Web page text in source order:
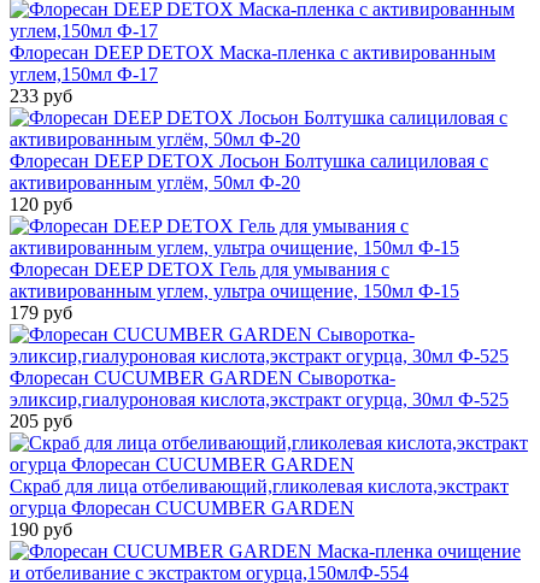
Флоресан DEEP DETOX Маска-пленка с активированным
углем,150мл Ф-17
233 руб
Флоресан DEEP DETOX Лосьон Болтушка салициловая с
активированным углём, 50мл Ф-20
120 руб
Флоресан DEEP DETOX Гель для умывания с
активированным углем, ультра очищение, 150мл Ф-15
179 руб
Флоресан CUCUMBER GARDEN Сыворотка-
эликсир,гиалуроновая кислота,экстракт огурца, 30мл Ф-525
205 руб
Скраб для лица отбеливающий,гликолевая кислота,экстракт
огурца Флоресан CUCUMBER GARDEN
190 руб